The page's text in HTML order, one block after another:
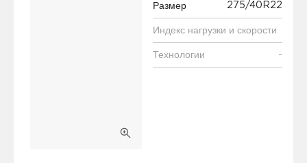
Размер 275/40R22
Индекс нагрузки и скорости
Технологии -